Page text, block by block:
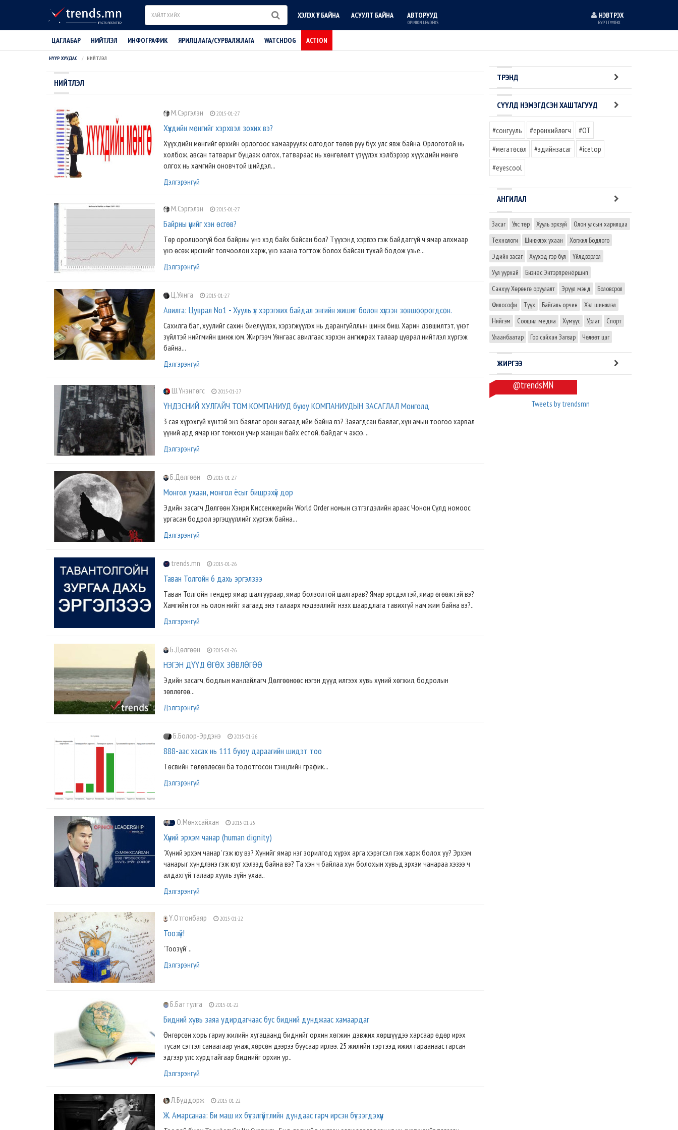
Search ХЭЛЭХ ҮГ БАЙНА АСУУЛТ БАЙНА АВТОРУУД
OPINION LEADERS
НЭВТРЭХ
БҮРТГҮҮЛЭХ
ЦАГЛАБАР НИЙТЛЭЛ ИНФОГРАФИК ЯРИЛЦЛАГА/СУРВАЛЖЛАГА WATCHDOG ACTION
НҮҮР ХУУДАС НИЙТЛЭЛ
НИЙТЛЭЛ
М.Сэргэлэн 2015-01-27
Хүүхдийн мөнгийг хэрхвэл зохих вэ?
Хүүхдийн мөнгийг өрхийн орлогоос хамааруулж олгодог төлөв рүү бүх улс явж байна. Орлоготой нь
холбож, авсан татварыг буцааж олгох, татвараас нь хөнгөлөлт үзүүлэх хэлбэрээр хүүхдийн мөнгө
олгох нь хамгийн оновчтой шийдэл...
Дэлгэрэнгүй
М.Сэргэлэн 2015-01-27
Байрны үнийг хэн өсгөв?
Төр оролцоогүй бол байрны үнэ хэд байх байсан бол? Түүхэнд хэрвээ гэж байдаггүй ч ямар алхмаар
үнэ өсөж ирснийг товчоолон харж, үнэ хаана тогтож болох байсан тухай бодож үзье...
Дэлгэрэнгүй
Ц.Уянга 2015-01-27
Авилга: Цуврал No1 - Хууль үл хэрэгжих байдал энгийн жишиг болон хүлээн зөвшөөрөгдсөн.
Сахилга бат, хуулийг сахин биелүүлэх, хэрэгжүүлэх нь дарангуйллын шинж биш. Харин дэвшилтэт, үнэт
зүйлтэй нийгмийн шинж юм. Жиргээч Уянгаас авилгаас хэрхэн ангижрах талаар цуврал нийтлэл хүргэж
байна...
Дэлгэрэнгүй
Ш.Үнэнтөгс 2015-01-27
ҮНДЭСНИЙ ХУЛГАЙЧ ТОМ КОМПАНИУД буюу КОМПАНИУДЫН ЗАСАГЛАЛ Монголд
3 сая хүрэхгүй хүнтэй энэ баялаг орон яагаад ийм байна вэ? Заяагдсан баялаг, хүн амын тоогоо харвал
үүний ард ямар нэг томхон учир жанцан байх ёстой, байдаг ч ажээ. ..
Дэлгэрэнгүй
Б.Дөлгөөн 2015-01-27
Монгол ухаан, монгол ёсыг бишрэхүй дор
Эдийн засагч Дөлгөөн Хэнри Киссенжерийн World Order номын сэтгэгдэлийн араас Чонон Сүлд номоос
ургасан бодрол эргэцүүллийг хүргэж байна...
Дэлгэрэнгүй
trends.mn 2015-01-26
Таван Толгойн 6 дахь эргэлзээ
Таван Толгойн тендер ямар шалгуураар, ямар болзолтой шалгарав? Ямар эрсдэлтэй, ямар өгөөжтэй вэ?
Хамгийн гол нь олон нийт яагаад энэ талаарх мэдээллийг нээх шаардлага тавихгүй нам жим байна вэ?..
Дэлгэрэнгүй
Б.Дөлгөөн 2015-01-26
НЭГЭН ДҮҮД ӨГӨХ ЗӨВЛӨГӨӨ
Эдийн засагч, бодлын манлайлагч Дөлгөөнөөс нэгэн дүүд илгээх хувь хүний хөгжил, бодролын
зөвлөгөө...
Дэлгэрэнгүй
Б.Болор-Эрдэнэ 2015-01-26
888-аас хасах нь 111 буюу дараагийн шидэт тоо
Төсвийн төлөвлөсөн ба тодотгосон тэнцлийн график...
Дэлгэрэнгүй
О.Мөнхсайхан 2015-01-25
Хүний эрхэм чанар (human dignity)
'Хүний эрхэм чанар' гэж юу вэ? Хүнийг ямар нэг зорилгод хүрэх арга хэрэгсэл гэж харж болох уу? Эрхэм
чанарыг хүндлэнэ гэж юуг хэлээд байна вэ? Та хэн ч байлаа хүн болохын хувьд эрхэм чанараа хэзээ ч
алдахгүй талаар хууль зүйн ухаа..
Дэлгэрэнгүй
Ү.Отгонбаяр 2015-01-22
Тоозүй!
'Тоозүй' ..
Дэлгэрэнгүй
Б.Баттулга 2015-01-22
Бидний хувь заяа удирдагчаас бус бидний дунджаас хамаардаг
Өнгөрсөн хорь гариу жилийн хугацаанд биднийг орхин хөгжин дэвжих хөршүүдээ харсаар өдөр ирэх
тусам сэтгэл санаагаар унаж, хөрсөн дээрээ буусаар ирлээ. 25 жилийн тэртээд ижил гараанаас гарсан
эдгээр улс хурдтайгаар биднийг орхин ур..
Дэлгэрэнгүй
Л.Буддорж 2015-01-22
Ж. Амарсанаа: Би маш их бүтэлгүйтлийн дундаас гарч ирсэн бүтээгдэхүүн
ТРЭНД
СҮҮЛД НЭМЭГДСЭН ХАШТАГУУД
#сонгууль #ерөнхийлөгч
#OT
#мегатөсөл
#эдийнзасаг
#icetop
#eyescool
АНГИЛАЛ
Засаг Улс төр Хууль эрхзүй
Олон улсын харилцаа
Технологи
Шинжлэх ухаан
Хөгжил Бодлого
Эдийн засаг
Хүүхэд гэр бүл
Үйлдвэрлэл
Уул уурхай
Бизнес Энтэрпренёршип
Санхүү Хөрөнгө оруулалт
Эрүүл мэнд
Боловсрол
Философи
Түүх Байгаль орчин
Хэл шинжлэл
Нийгэм
Соошил медиа Хүмүүс Урлаг
Спорт
Улаанбаатар
Гоо сайхан Загвар Чөлөөт цаг
ЖИРГЭЭ
@trendsMN
Tweets by trendsmn